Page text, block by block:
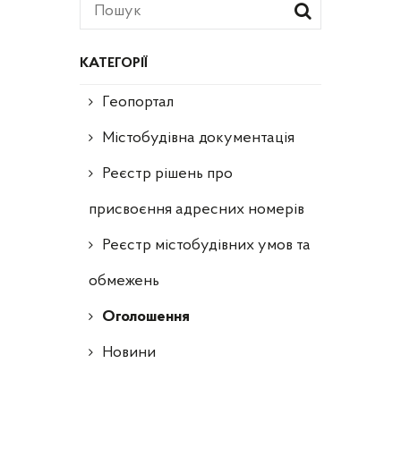
КАТЕГОРІЇ
Геопортал
Містобудівна документація
Реєстр рішень про
присвоєння адресних номерів
Реєстр містобудівних умов та
обмежень
Оголошення
Новини